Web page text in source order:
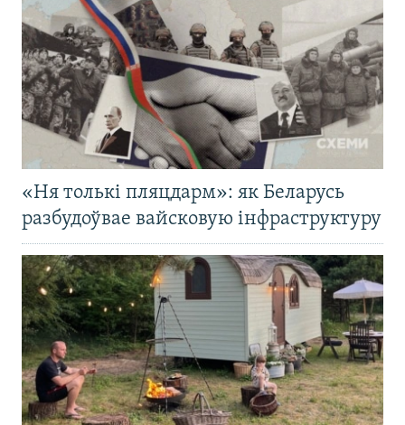
«Ня толькі пляцдарм»: як Беларусь
разбудоўвае вайсковую інфраструктуру